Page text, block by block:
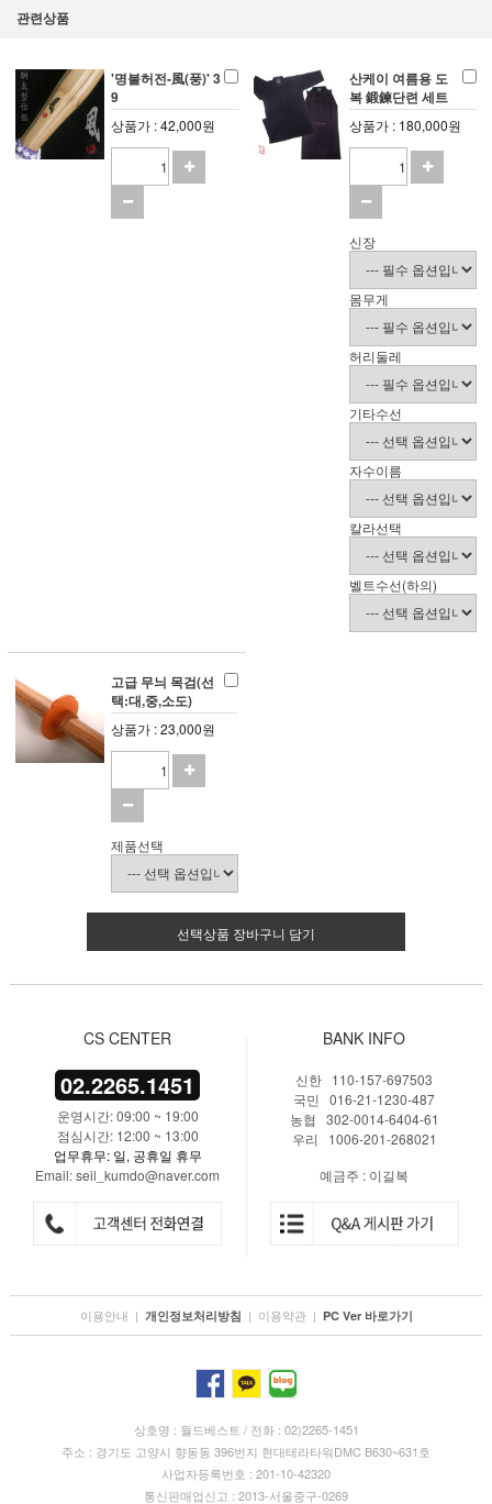
관련상품
'명불허전-風(풍)' 3
9
상품가 : 42,000원
산케이 여름용 도
복 鍛鍊단련 세트
상품가 : 180,000원
신장
몸무게
허리둘레
기타수선
자수이름
칼라선택
벨트수선(하의)
고급 무늬 목검(선
택:대,중,소도)
상품가 : 23,000원
제품선택
선택상품 장바구니 담기
CS CENTER
02.2265.1451
운영시간: 09:00 ~ 19:00
점심시간: 12:00 ~ 13:00
업무휴무: 일, 공휴일 휴무
Email: seil_kumdo@naver.com
BANK INFO
신한 110-157-697503
국민 016-21-1230-487
농협 302-0014-6404-61
우리 1006-201-268021
예금주 : 이길복
이용안내 | 개인정보처리방침 | 이용약관 | PC Ver 바로가기
상호명 : 월드베스트 / 전화 : 02)2265-1451
주소 : 경기도 고양시 향동동 396번지 현대테라타워DMC B630~631호
사업자등록번호 : 201-10-42320
통신판매업신고 : 2013-서울중구-0269